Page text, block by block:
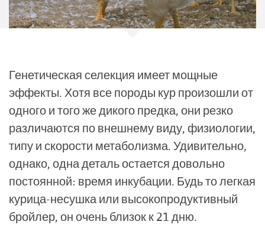
Генетическая селекция имеет мощные
эффекты. Хотя все породы кур произошли от
одного и того же дикого предка, они резко
различаются по внешнему виду, физиологии,
типу и скорости метаболизма. Удивительно,
однако, одна деталь остается довольно
постоянной: время инкубации. Будь то легкая
курица-несушка или высокопродуктивный
бройлер, он очень близок к 21 дню.